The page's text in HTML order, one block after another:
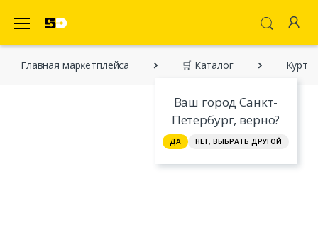
Ваш город Санкт-
Петербург, верно?
ДА НЕТ, ВЫБРАТЬ ДРУГОЙ
Главная марĸетплейса 🛒 Каталог Куртка